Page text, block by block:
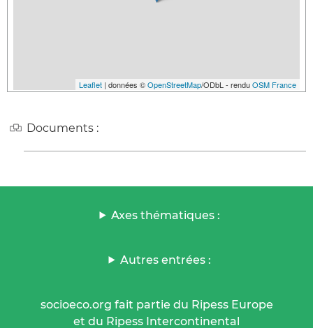
Leaflet | données ©OpenStreetMap/ODbL - renduOSM France
Documents :
Axes thématiques :
Autres entrées :
socioeco.org fait partie du Ripess Europe
et du Ripess Intercontinental